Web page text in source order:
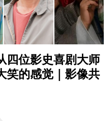
四位影史喜剧大师
笑的感觉｜影像共